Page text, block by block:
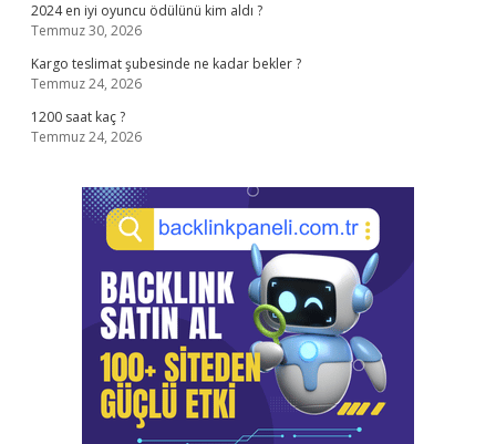
2024 en iyi oyuncu ödülünü kim aldı ?
Temmuz 30, 2026
Kargo teslimat şubesinde ne kadar bekler ?
Temmuz 24, 2026
1200 saat kaç ?
Temmuz 24, 2026